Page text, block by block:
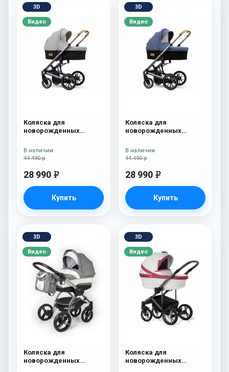
3D
Видео
Коляска для
новорожденных
44 490 р
28 990 e
Купить
В наличии
3D
Видео
Коляска для
новорожденных
44 490 р
28 990 e
Купить
В наличии
3D
Видео
Коляска для
новорожденных
3D
Видео
Коляска для
новорожденных